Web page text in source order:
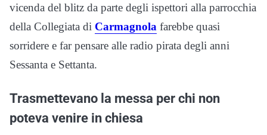
vicenda del blitz da parte degli ispettori alla parrocchia
della Collegiata di Carmagnola farebbe quasi
sorridere e far pensare alle radio pirata degli anni
Sessanta e Settanta.
Trasmettevano la messa per chi non
poteva venire in chiesa